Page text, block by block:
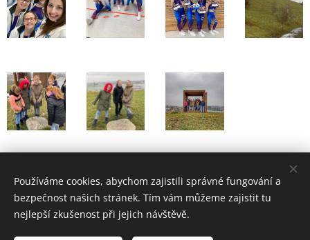
Používáme cookies, abychom zajistili správné fungování a
bezpečnost našich stránek. Tím vám můžeme zajistit tu
nejlepší zkušenost při jejich návštěvě.